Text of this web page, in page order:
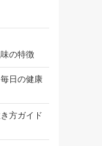
の特徴
日の健康
方ガイド